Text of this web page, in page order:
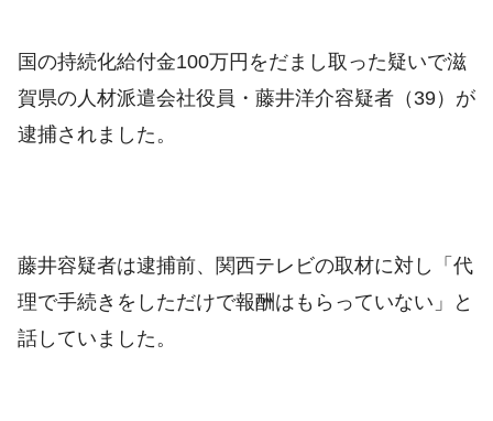
国の持続化給付金100万円をだまし取った疑いで滋
賀県の人材派遣会社役員・藤井洋介容疑者（39）が
逮捕されました。
藤井容疑者は逮捕前、関西テレビの取材に対し「代
理で手続きをしただけで報酬はもらっていない」と
話していました。